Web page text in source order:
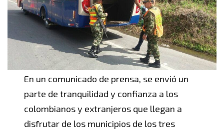
En un comunicado de prensa, se envió un
parte de tranquilidad y confianza a los
colombianos y extranjeros que llegan a
disfrutar de los municipios de los tres